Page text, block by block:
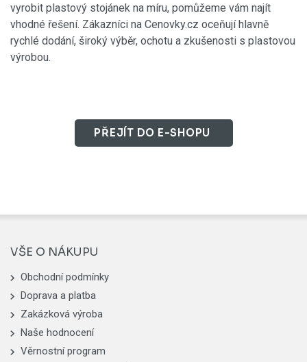
vyrobit plastový stojánek na míru, pomůžeme vám najít
vhodné řešení. Zákazníci na Cenovky.cz oceňují hlavně
rychlé dodání, široký výběr, ochotu a zkušenosti s plastovou
výrobou.
PŘEJÍT DO E-SHOPU
VŠE O NÁKUPU
Obchodní podmínky
Doprava a platba
Zakázková výroba
Naše hodnocení
Věrnostní program